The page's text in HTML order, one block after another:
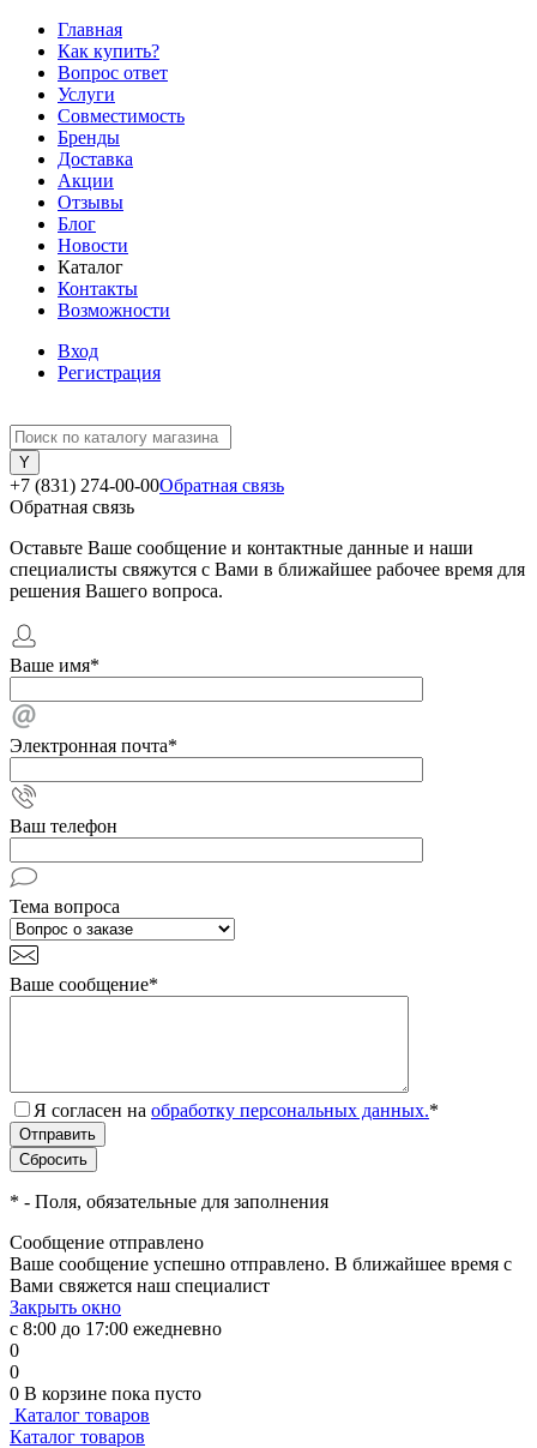
Главная
Как купить?
Вопрос ответ
Услуги
Совместимость
Бренды
Доставка
Акции
Отзывы
Блог
Новости
Каталог
Контакты
Возможности
Вход
Регистрация
+7 (831) 274-00-00Обратная связь
Обратная связь
Оставьте Ваше сообщение и контактные данные и наши
специалисты свяжутся с Вами в ближайшее рабочее время для
решения Вашего вопроса.
Ваше имя*
Электронная почта*
Ваш телефон
Тема вопроса
Ваше сообщение*
Я согласен на обработку персональных данных.*
* - Поля, обязательные для заполнения
Сообщение отправлено
Ваше сообщение успешно отправлено. В ближайшее время с
Вами свяжется наш специалист
Закрыть окно
с 8:00 до 17:00 ежедневно
0
0
0 В корзине пока пусто
Каталог товаров
Каталог товаров